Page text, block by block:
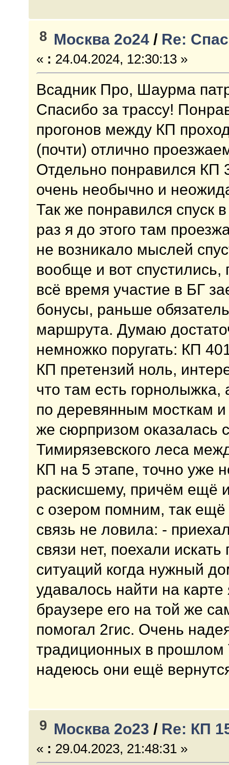
8 Москва 2о24 / Re:
« : 24.04.2024, 12:30:13 »
Всадник Про, Шаурма
Спасибо за трассу!
прогонов между КП
(почти) отлично
Отдельно понравился КП
очень необычно и
Так же понравился спуск
раз я до этого там
не возникало мыслей
вообще и вот
всё время участие в БГ
бонусы, раньше
маршрута. Думаю
немножко поругать: КП
КП претензий ноль,
что там есть
по деревянным мосткам и
же сюрпризом оказалась
Тимирязевского леса
КП на 5 этапе, точно уже
раскисшему, причём ещё
с озером помним, так ещё
связь не ловила: -
связи нет, поехали
ситуаций когда нужный
удавалось найти на
браузере его на той же
помогал 2гис. Очень
традиционных в прошлом
надеюсь они ещё
9 Москва 2о23 / Re: КП
« : 29.04.2023, 21:48:31 »